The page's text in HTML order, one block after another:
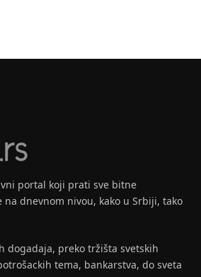
portal koji prati sve bitne
na dnevnom nivou, kako u Srbiji, tako
dogadaja, preko tržišta svetskih
tema, bankarstva, do sveta